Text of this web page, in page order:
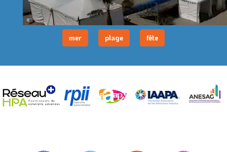
mer plage fête